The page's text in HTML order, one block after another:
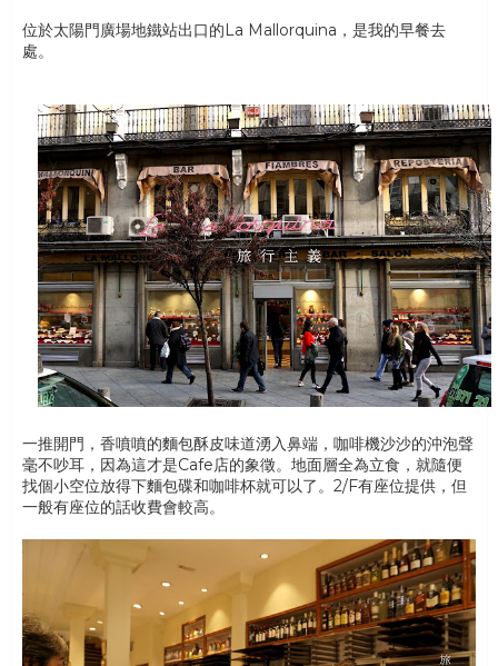
位於太陽門廣場地鐵站出口的La Mallorquina，是我的早餐去
處。
一推開門，香噴噴的麵包酥皮味道湧入鼻端，咖啡機沙沙的沖泡聲
毫不吵耳，因為這才是Cafe店的象徵。地面層全為立食，就隨便
找個小空位放得下麵包碟和咖啡杯就可以了。2/F有座位提供，但
一般有座位的話收費會較高。